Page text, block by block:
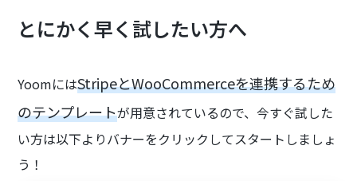
とにかく早く試したい方へ
YoomにはStripeとWooCommerceを連携するため
のテンプレートが用意されているので、今すぐ試した
い方は以下よりバナーをクリックしてスタートしましょ
う！